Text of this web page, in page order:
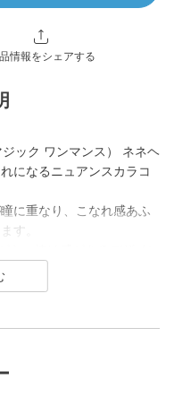
情報をシェアする
ック ワンマンス） ネネヘ
になるニュアンスカラコ
に重なり、こなれ感あふ
す。
」というおしゃれ上級者
ック マンスリー）は200